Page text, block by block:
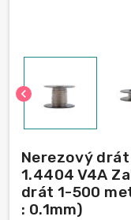
chevron_left
Nerezový
1.4404 V4A
drát 1-500
: 0.1mm)